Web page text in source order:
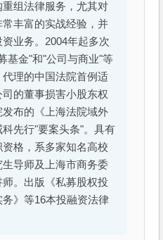
组法律服务，尤其对
丰富的实战经验，并
业务。2004年起多次
基金"和"公司与商业"等
理的中国法院首例适
的董事损害小股东权
布的《上海法院域外
先行"要案头条"。具有
资格，系多家知名高校
导师及上海市商务委
。出版《私募股权投
》等16本投融资法律